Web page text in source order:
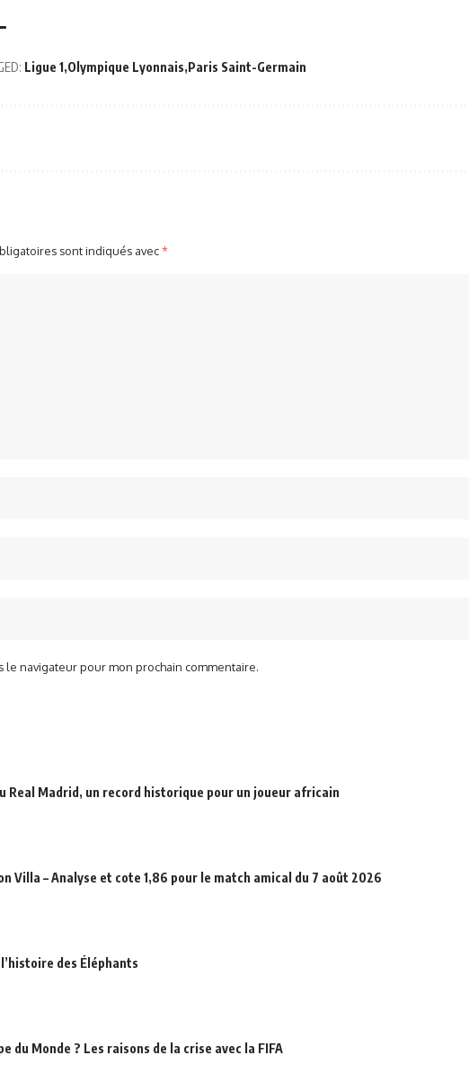
Ligue 1 Olympique Lyonnais Paris Saint-Germain
sont indiqués avec*
navigateur pour mon prochain commentaire.
Real Madrid, un record historique pour un joueur africain
Villa – Analyse et cote 1,86 pour le match amical du 7 août 2026
des Éléphants
du Monde ? Les raisons de la crise avec la FIFA